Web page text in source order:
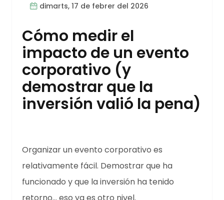
dimarts, 17 de febrer del 2026
Cómo medir el
impacto de un evento
corporativo (y
demostrar que la
inversión valió la pena)
Organizar un evento corporativo es
relativamente fácil. Demostrar que ha
funcionado y que la inversión ha tenido
retorno… eso ya es otro nivel.